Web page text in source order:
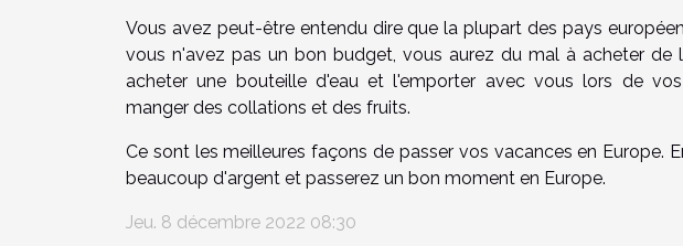
Vous avez peut-être entendu dire que la plupart des pays
vous n'avez pas un bon budget, vous aurez du mal à acheter de
acheter une bouteille d'eau et l'emporter avec vous lors de
manger des collations et des fruits.
Ce sont les meilleures façons de passer vos vacances en Europe.
beaucoup d'argent et passerez un bon moment en Europe.
Jeu. 8 décembre 2022 08:30